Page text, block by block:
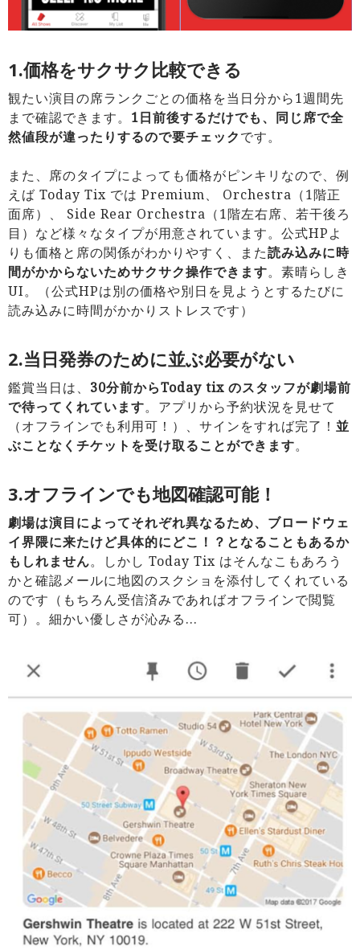
1.価格をサクサク比較できる
観たい演目の席ランクごとの価格を当日分から1週間先
まで確認できます。 1日前後するだけでも、 同じ席で全
然値段が違ったりするので要チェックです。
また、席のタイプによっても価格がピンキリなので、例
えば Today Tix では Premium、 Orchestra（1階正
面席）、 Side Rear Orchestra（1階左右席、若干後ろ
目）など様々なタイプが用意されています。公式HPよ
りも価格と席の関係がわかりやすく、また読み込みに時
間がかからないためサクサク操作できます。素晴らしき
UI。（公式HPは別の価格や別日を見ようとするたびに
読み込みに時間がかかりストレスです）
2.当日発券のために並ぶ必要がない
鑑賞当日は、 30分前からToday tix のスタッフが劇場前
で待ってくれています。アプリから予約状況を見せて
（オフラインでも利用可！）、サインをすれば完了！ 並
ぶことなくチケットを受け取ることができます。
3.オフラインでも地図確認可能！
劇場は演目によってそれぞれ異なるため、ブロードウェ
イ界隈に来たけど具体的にどこ！？となることもあるか
もしれません。しかし Today Tix はそんなこもあろう
かと確認メールに地図のスクショを添付してくれている
のです（もちろん受信済みであればオフラインで閲覧
可）。細かい優しさが沁みる…